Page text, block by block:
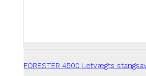
FORESTER 4500 Letvægts